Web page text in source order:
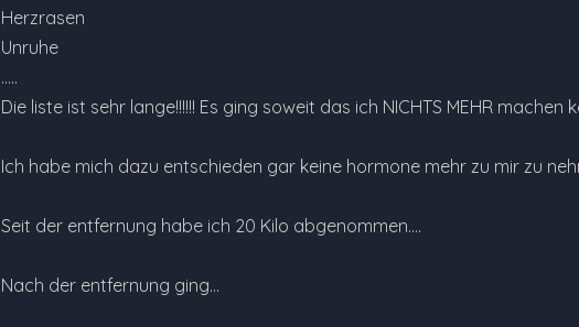
Herzrasen
Unruhe
.....
Die liste ist sehr lange!!!!!! Es ging soweit das ich NICHTS MEHR machen
Ich habe mich dazu entschieden gar keine hormone mehr zu mir zu
Seit der entfernung habe ich 20 Kilo abgenommen....
Nach der entfernung ging…